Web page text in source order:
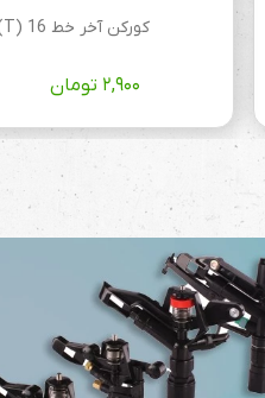
کورکن آخر خط 16 (T)
۲,۹۰۰ تومان